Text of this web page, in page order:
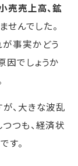
売売上高、鉱
せんでした。
事実かどう
でしょうか
、大きな波乱
つも、経済状
す。